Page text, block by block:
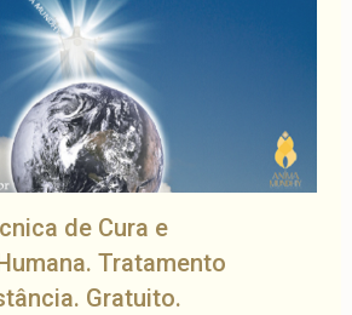
de Cura e
Tratamento
Gratuito.